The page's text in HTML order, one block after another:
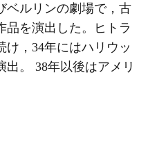
ベルリンの劇場で，古
品を演出した。ヒトラ
け，34年にはハリウッ
出。 38年以後はアメリ